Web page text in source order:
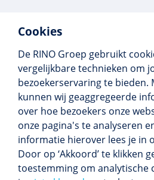
Cookies
De RINO Groep gebruikt
vergelijkbare technieken om
bezoekerservaring te bieden.
kunnen wij geaggregeerde
over hoe bezoekers onze
onze pagina's te analyseren
informatie hierover lees je in
Door op ‘Akkoord’ te klikken
toestemming om analytische
Meer dan 250
Alle BIG-
Cedeo-erkend en
Gemiddelde
Volg ons
Blijf op de hoogte van het